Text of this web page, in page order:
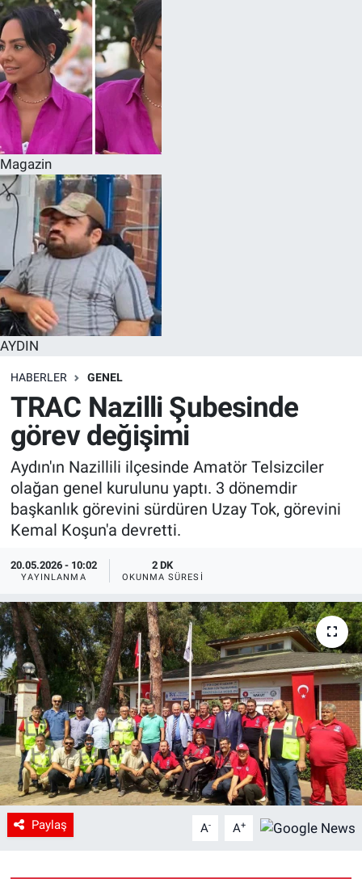
Magazin
AYDIN
HABERLER GENEL
TRAC Nazilli Şubesinde
görev değişimi
Aydın'ın Nazillili ilçesinde Amatör Telsizciler
olağan genel kurulunu yaptı. 3 dönemdir
başkanlık görevini sürdüren Uzay Tok, görevini
Kemal Koşun'a devretti.
20.05.2026 - 10:02
YAYINLANMA
2 DK
OKUNMA SÜRESI
Paylaş A- A+